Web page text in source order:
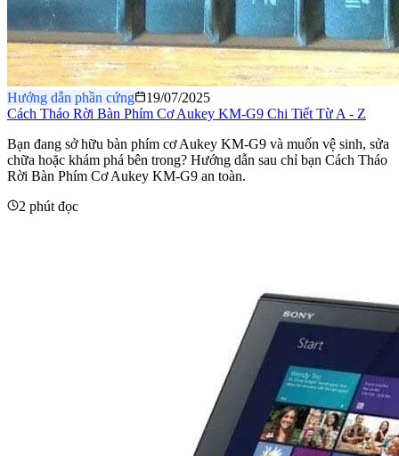
Hướng dẫn phần cứng
19/07/2025
Cách Tháo Rời Bàn Phím Cơ Aukey KM-G9 Chi Tiết Từ A - Z
​Bạn đang sở hữu bàn phím cơ Aukey KM-G9 và muốn vệ sinh, sửa
chữa hoặc khám phá bên trong? Hướng dẫn sau chỉ bạn Cách Tháo
Rời Bàn Phím Cơ Aukey KM-G9 an toàn.
2 phút đọc